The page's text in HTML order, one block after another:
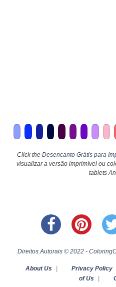
Click the Desencanto Grátis para
visualizar a versão imprimível ou
tablets
Direitos Autorais © 2022 -
About Us Privacy Policy
of Us